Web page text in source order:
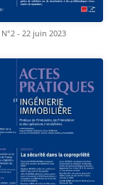
N°2 - 22 juin 2023